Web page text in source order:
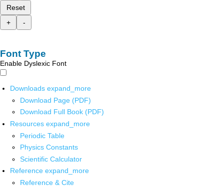
Reset
+
-
Font Type
Enable Dyslexic Font
Downloads expand_more
Download Page (PDF)
Download Full Book (PDF)
Resources expand_more
Periodic Table
Physics Constants
Scientific Calculator
Reference expand_more
Reference & Cite